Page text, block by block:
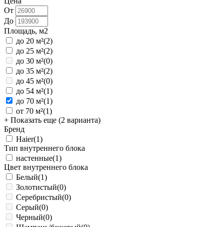
От
До
Площадь, м2
до 20 м²(2)
до 25 м²(2)
до 30 м²(0)
до 35 м²(2)
до 45 м²(0)
до 54 м²(1)
до 70 м²(1)
от 70 м²(1)
+ Показать еще (2 варианта)
Бренд
Haier(1)
Тип внутреннего блока
настенные(1)
Цвет внутреннего блока
Белый(1)
Золотистый(0)
Серебристый(0)
Серый(0)
Черный(0)